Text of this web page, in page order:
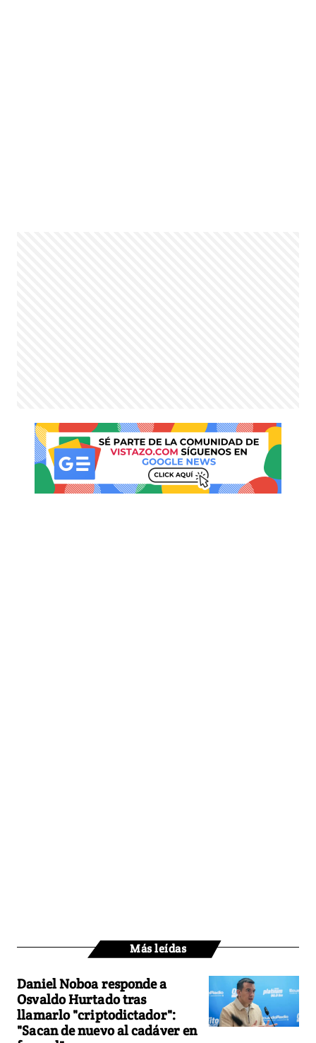
Más leídas
Daniel Noboa responde a
Osvaldo Hurtado tras
llamarlo "criptodictador":
"Sacan de nuevo al cadáver en